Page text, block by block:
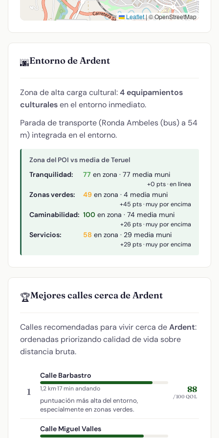
Leaflet|© OpenStreetMap
🌆Entorno de Ardent
Zona de alta carga cultural:4 equipamientos
culturalesen el entorno inmediato.
Parada de transporte (Ronda Ambeles (bus) a 54
m) integrada en el entorno.
Zona del POI vs media de Teruel
Tranquilidad: 77 en zona · 77 media muni
+0 pts · en línea
Zonas verdes: 49 en zona · 4 media muni
+45 pts · muy por encima
Caminabilidad: 100 en zona · 74 media muni
+26 pts · muy por encima
Servicios: 58 en zona · 29 media muni
+29 pts · muy por encima
🏆Mejores calles cerca de Ardent
Calles recomendadas para vivir cerca deArdent:
ordenadas priorizando calidad de vida sobre
distancia bruta.
1
Calle Barbastro
1,2 km·17 min andando
puntuación más alta del entorno,
especialmente en zonas verdes.
88
/100 QOL
Calle Miguel Valles